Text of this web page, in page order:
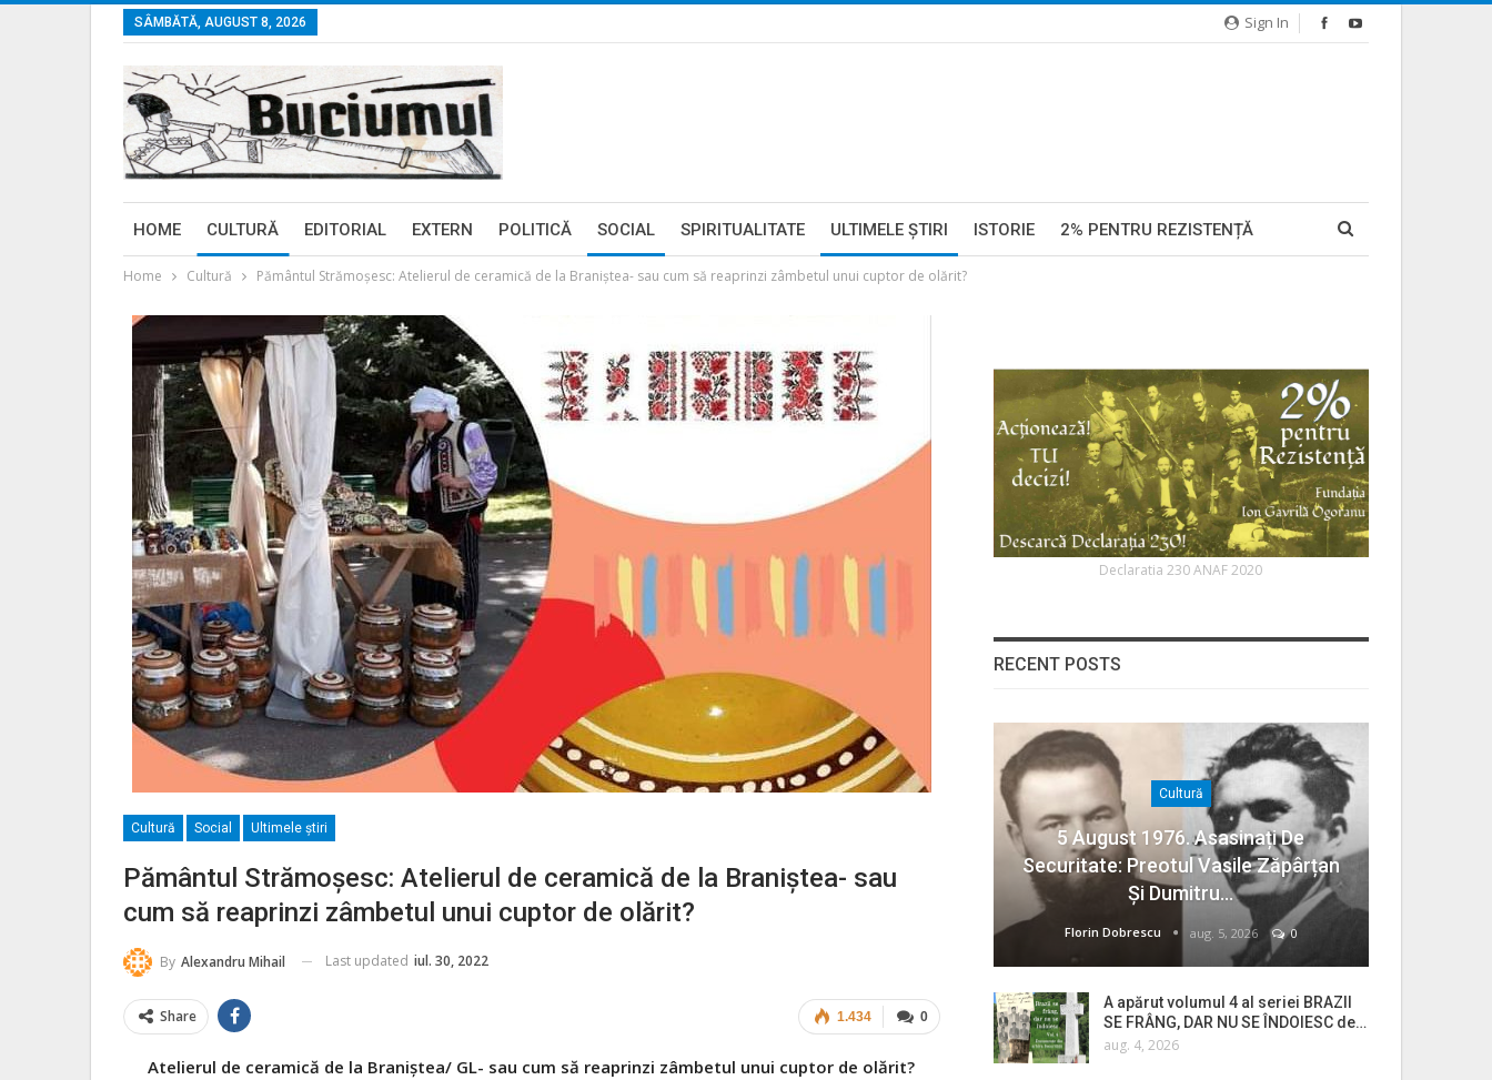
Sign In
SÂMBĂTĂ, AUGUST 8, 2026
HOME CULTURĂ EDITORIAL EXTERN POLITICĂ SOCIAL SPIRITUALITATE ULTIMELE ŞTIRI ISTORIE 2% PENTRU REZISTENȚĂ
Home Cultură Pământul Strămoșesc: Atelierul de ceramică de la Braniştea- sau cum să reaprinzi zâmbetul unui cuptor de olărit?
Cultură Social Ultimele ştiri
Pământul Strămoșesc: Atelierul de ceramică de la Braniştea- sau
cum să reaprinzi zâmbetul unui cuptor de olărit?
By Alexandru Mihail Last updated iul. 30, 2022
0
1.434
Share
Atelierul de ceramică de la Braniştea/ GL- sau cum să reaprinzi zâmbetul unui cuptor de olărit?
Declaratia 230 ANAF 2020
RECENT POSTS
Cultură
5 August 1976. Asasinați De
Securitate: Preotul Vasile Zăpârțan
Și Dumitru…
Florin Dobrescu aug. 5, 2026 0
A apărut volumul 4 al seriei BRAZII
SE FRÂNG, DAR NU SE ÎNDOIESC de…
aug. 4, 2026